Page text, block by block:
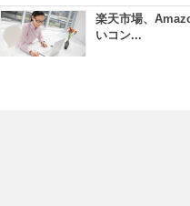
楽天市場、
いコン...